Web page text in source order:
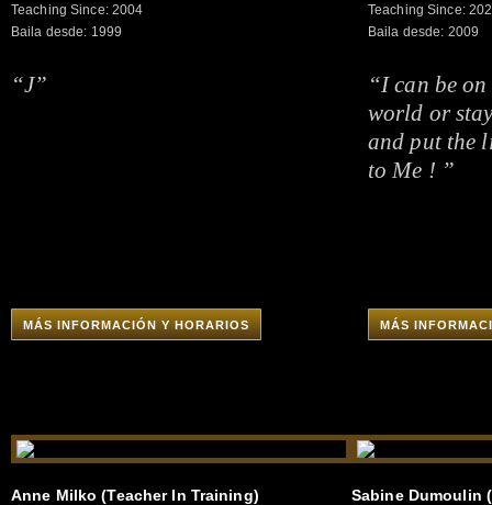
Teaching Since: 2004
Baila desde: 1999
“J”
MÁS INFORMACIÓN Y HORARIOS
Teaching Since:
Baila desde: 2009
“I can be
world or
and put the
to Me ! ”
MÁS
Anne Milko (Teacher In Training) Sabine Dumoulin